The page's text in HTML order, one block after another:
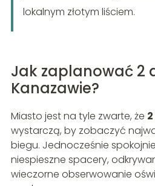
lokalnym złotym liściem.
Jak zaplanować 2
Kanazawie?
Miasto jest na tyle zwarte, że
wystarczą, by zobaczyć
biegu. Jednocześnie
niespieszne spacery,
wieczorne obserwowanie